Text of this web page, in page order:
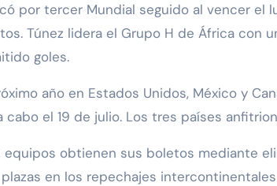
por tercer Mundial seguido al vencer el
Túnez lidera el Grupo H de África con
goles.
año en Estados Unidos, México y
cabo el 19 de julio. Los tres países
equipos obtienen sus boletos mediante
plazas en los repechajes